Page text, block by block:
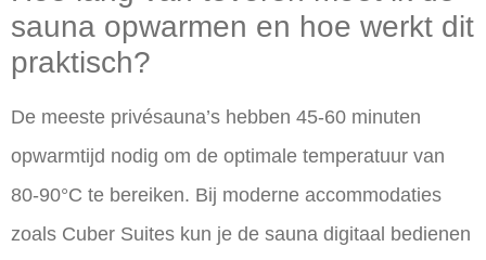
sauna opwarmen en hoe werkt dit
praktisch?
De meeste privésauna’s hebben 45-60 minuten
opwarmtijd nodig om de optimale temperatuur van
80-90°C te bereiken. Bij moderne accommodaties
zoals Cuber Suites kun je de sauna digitaal bedienen